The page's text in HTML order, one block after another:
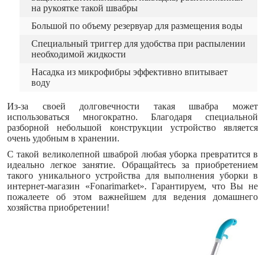
на рукоятке такой швабры
Большой по объему резервуар для размещения воды
Специальный триггер для удобства при распылении
необходимой жидкости
Насадка из микрофибры эффективно впитывает
воду
Из-за своей долговечности такая швабра может
использоваться многократно. Благодаря специальной
разборной небольшой конструкции устройство является
очень удобным в хранении.
С такой великолепной шваброй любая уборка превратится в
идеально легкое занятие. Обращайтесь за приобретением
такого уникального устройства для выполнения уборки в
интернет-магазин «Fonarimarket». Гарантируем, что Вы не
пожалеете об этом важнейшем для ведения домашнего
хозяйства приобретении!